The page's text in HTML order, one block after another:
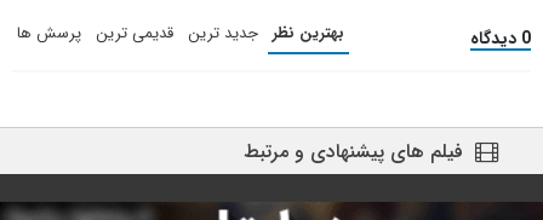
0 دیدگاه بهترین نظر جدید ترین قدیمی ترین پرسش ها
فیلم های پیشنهادی و مرتبط